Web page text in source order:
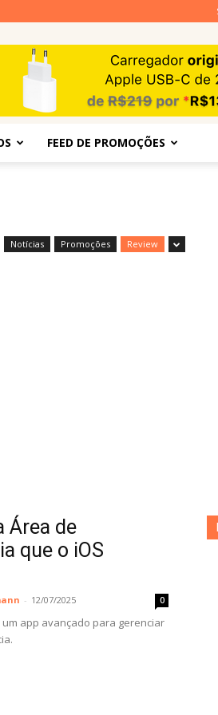
FEED DE PROMOÇÕES
Notícias Promoções Review
Área de
que o iOS
- 12/07/2025 0
um app avançado para gerenciar